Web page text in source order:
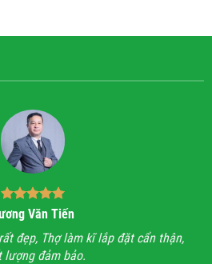
Bùi Quốc Trung
xem rất nhiều những công trình lăng
trình không thấy sự sắc sảo, tinh tế,